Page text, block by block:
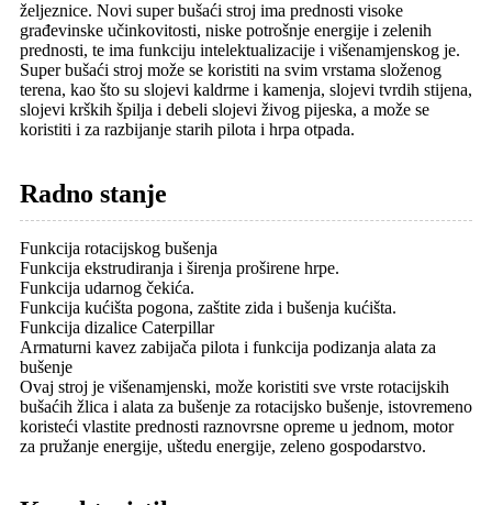
željeznice. Novi super bušaći stroj ima prednosti visoke
građevinske učinkovitosti, niske potrošnje energije i zelenih
prednosti, te ima funkciju intelektualizacije i višenamjenskog je.
Super bušaći stroj može se koristiti na svim vrstama složenog
terena, kao što su slojevi kaldrme i kamenja, slojevi tvrdih stijena,
slojevi krških špilja i debeli slojevi živog pijeska, a može se
koristiti i za razbijanje starih pilota i hrpa otpada.
Radno stanje
Funkcija rotacijskog bušenja
Funkcija ekstrudiranja i širenja proširene hrpe.
Funkcija udarnog čekića.
Funkcija kućišta pogona, zaštite zida i bušenja kućišta.
Funkcija dizalice Caterpillar
Armaturni kavez zabijača pilota i funkcija podizanja alata za
bušenje
Ovaj stroj je višenamjenski, može koristiti sve vrste rotacijskih
bušaćih žlica i alata za bušenje za rotacijsko bušenje, istovremeno
koristeći vlastite prednosti raznovrsne opreme u jednom, motor
za pružanje energije, uštedu energije, zeleno gospodarstvo.